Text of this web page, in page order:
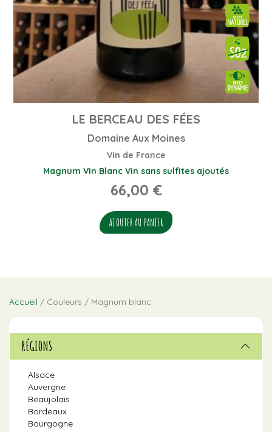
LE BERCEAU DES FÉES
Domaine Aux Moines
Vin de France
Magnum Vin Blanc Vin sans sulfites ajoutés
66,00 €
AJOUTER AU PANIER
Accueil / Couleurs / Magnum blanc
RÉGIONS
Alsace
Auvergne
Beaujolais
Bordeaux
Bourgogne